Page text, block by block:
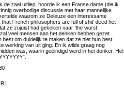
de zaal uitliep, hoorde ik een Franse dame (die ik
overbodige discussie met haar mannelijke
waarom ze Deleuze een interessante
French philosophers are full of shit’ deed het
ze zojuist had gekeken naar ’the worst
veel mensen aan het denken hebben gezet
om duidelijk te maken dat ze niet hun best
werking van uit ging. En ik wilde graag nog
was, waarin geëindigd werd in het donker. Het